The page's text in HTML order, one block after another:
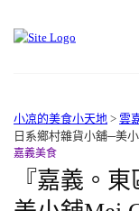
小凉的美食小天地 > 雲
日系鄉村雜貨小舖─美
嘉義美食
『嘉義。